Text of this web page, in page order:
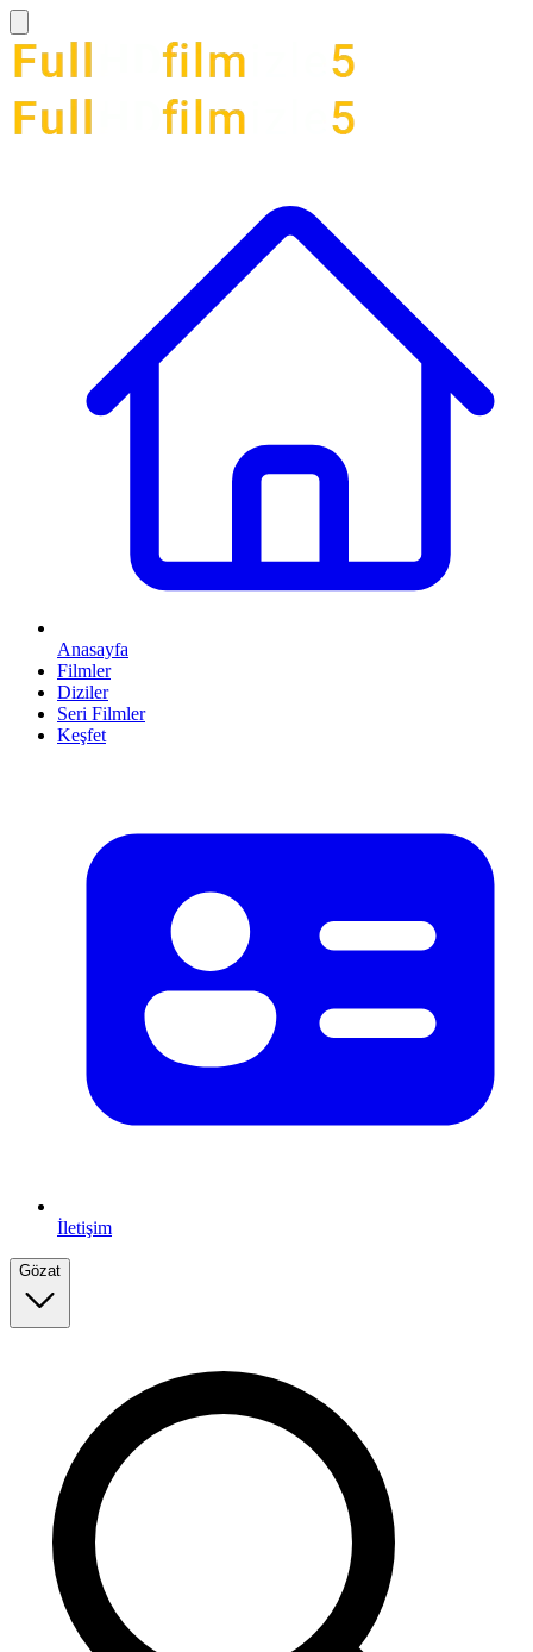
Anasayfa
Filmler
Diziler
Seri Filmler
Keşfet
İletişim
Gözat